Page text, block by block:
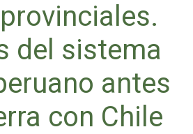
del sistema
antes
con Chile